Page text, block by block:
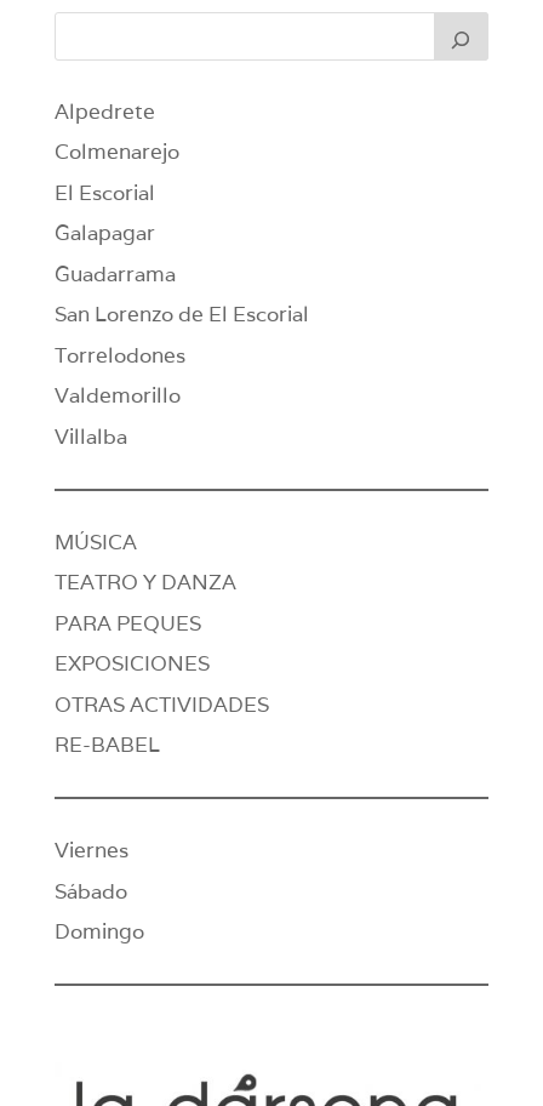
Alpedrete
Colmenarejo
El Escorial
Galapagar
Guadarrama
San Lorenzo de El Escorial
Torrelodones
Valdemorillo
Villalba
MÚSICA
TEATRO Y DANZA
PARA PEQUES
EXPOSICIONES
OTRAS ACTIVIDADES
RE-BABEL
Viernes
Sábado
Domingo